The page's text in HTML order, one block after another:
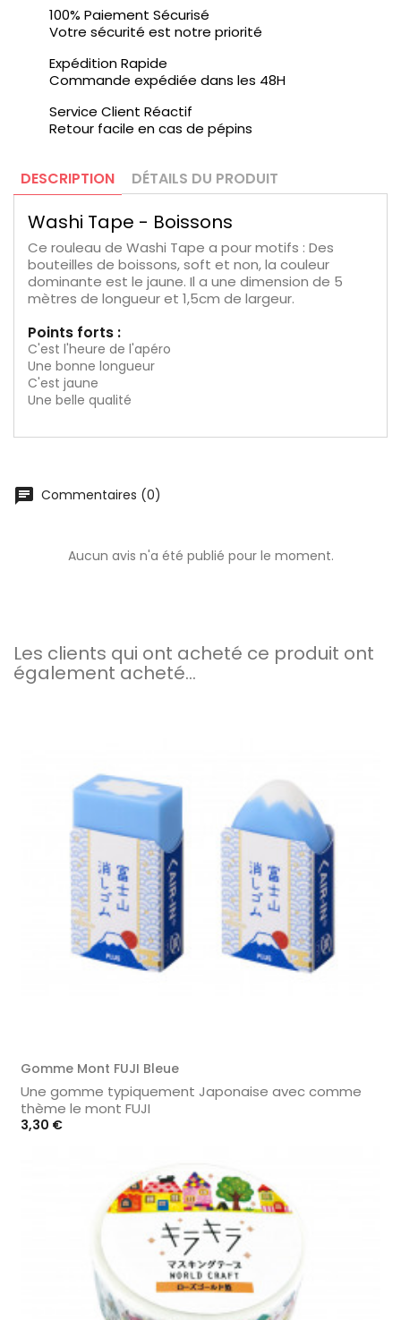
100% Paiement Sécurisé
Votre sécurité est notre priorité
Expédition Rapide
Commande expédiée dans les 48H
Service Client Réactif
Retour facile en cas de pépins
DESCRIPTION DÉTAILS DU PRODUIT
Washi Tape - Boissons
Ce rouleau de Washi Tape a pour motifs : Des
bouteilles de boissons, soft et non, la couleur
dominante est le jaune. Il a une dimension de 5
mètres de longueur et 1,5cm de largeur.
Points forts :
C'est l'heure de l'apéro
Une bonne longueur
C'est jaune
Une belle qualité
chat Commentaires (0)
Aucun avis n'a été publié pour le moment.
Les clients qui ont acheté ce produit ont
également acheté...
Gomme Mont FUJI Bleue
Une gomme typiquement Japonaise avec comme
thème le mont FUJI
Prix
3,30 €